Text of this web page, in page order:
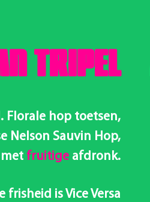
TRIPEL
Florale hop toetsen,
Nelson Sauvin Hop,
fruitige afdronk.
frisheid is Vice Versa